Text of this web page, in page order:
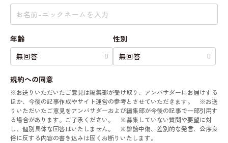
年齢 性別
規約への同意
※お送りいただいたご意見は編集部が受け取り、アンバサダーにお届けする
ほか、今後の記事作成やサイト運営の参考とさせていただきます。 ※お送
りいただいたご意見をアンバサダーおよび編集部が今後の記事で一部引用す
る場合があります。ご了承ください。 ※募集していない質問や要望に対
し、個別具体な回答はいたしません。 ※誹謗中傷、差別的な発言、公序良
俗に反する内容の書き込みは固くお断りいたします。